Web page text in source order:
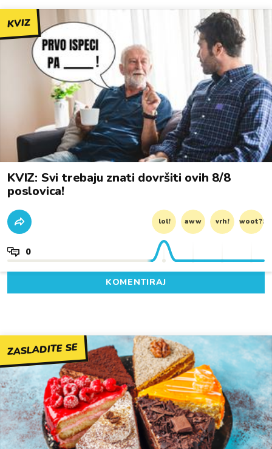
KVIZ
KVIZ: Svi trebaju znati dovršiti ovih 8/8
poslovica!
lol! aww vrh! woot?!
0
KOMENTIRAJ
ZASLADITE SE